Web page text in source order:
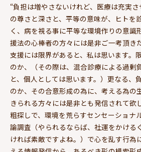
“負担は増やさないけれど、医療は充実
の尊さと深さと、平等の意味が、ヒトを
く、病を視る事に平等な環境作りの意識
援法の心棒者の方々には是非ご一考頂き
支援には限界があると、私は思います。
のか、（その際は、混合診療による過剰
と、個人としては思います。）更なる、
のか、その合意形成の為に、考える為の
きられる方々には是非とも発信されて欲
粗探しで、環境を荒らすセンセーショナ
論調査（やられるならば、社運をかける
ければ素敵ですよね。）で心を乱す行為